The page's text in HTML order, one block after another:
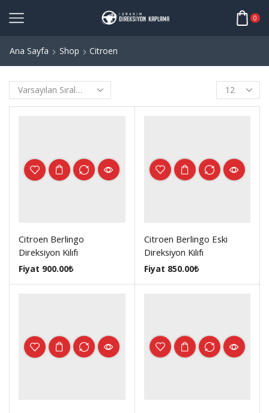
0
Ana Sayfa Shop Citroen
Products
per
page
Citroen Berlingo
Direksiyon Kılıfı
Fiyat 900.00₺
Citroen Berlingo Eski
Direksiyon Kılıfı
Fiyat 850.00₺